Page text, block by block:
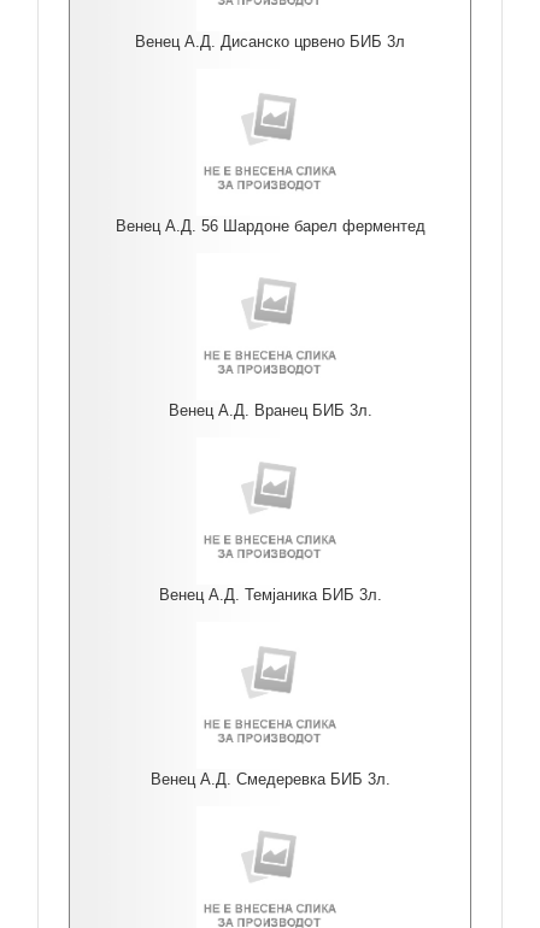
Венец А.Д. Дисанско црвено БИБ 3л
Венец А.Д. 56 Шардоне барел ферментед
Венец А.Д. Вранец БИБ 3л.
Венец А.Д. Темјаника БИБ 3л.
Венец А.Д. Смедеревка БИБ 3л.